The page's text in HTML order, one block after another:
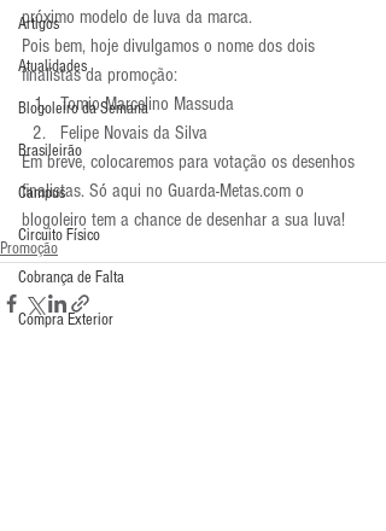
Artigos
Atualidades
Blogoleiro da Semana
Brasileirão
Campus
Circuito Físico
Cobrança de Falta
Compra Exterior
próximo modelo de luva da marca.
Pois bem, hoje divulgamos o nome dos dois
finalistas da promoção:
Tomio Marcelino Massuda
Felipe Novais da Silva
Em breve, colocaremos para votação os desenhos
finalistas. Só aqui no Guarda-Metas.com o
blogoleiro tem a chance de desenhar a sua luva!
Promoção